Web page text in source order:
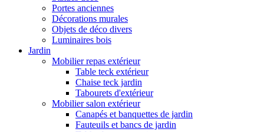
Portes anciennes
Décorations murales
Objets de déco divers
Luminaires bois
Jardin
Mobilier repas extérieur
Table teck extérieur
Chaise teck jardin
Tabourets d'extérieur
Mobilier salon extérieur
Canapés et banquettes de jardin
Fauteuils et bancs de jardin